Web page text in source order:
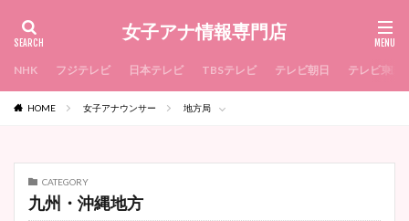
女子アナ情報専門店
NHK フジテレビ 日本テレビ TBSテレビ テレビ朝日 テレビ東京
HOME 女子アナウンサー 地方局
CATEGORY
九州・沖縄地方